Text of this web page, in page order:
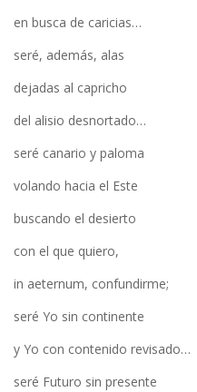
en busca de caricias…
seré, además, alas
dejadas al capricho
del alisio desnortado…
seré canario y paloma
volando hacia el Este
buscando el desierto
con el que quiero,
in aeternum, confundirme;
seré Yo sin continente
y Yo con contenido revisado…
seré Futuro sin presente